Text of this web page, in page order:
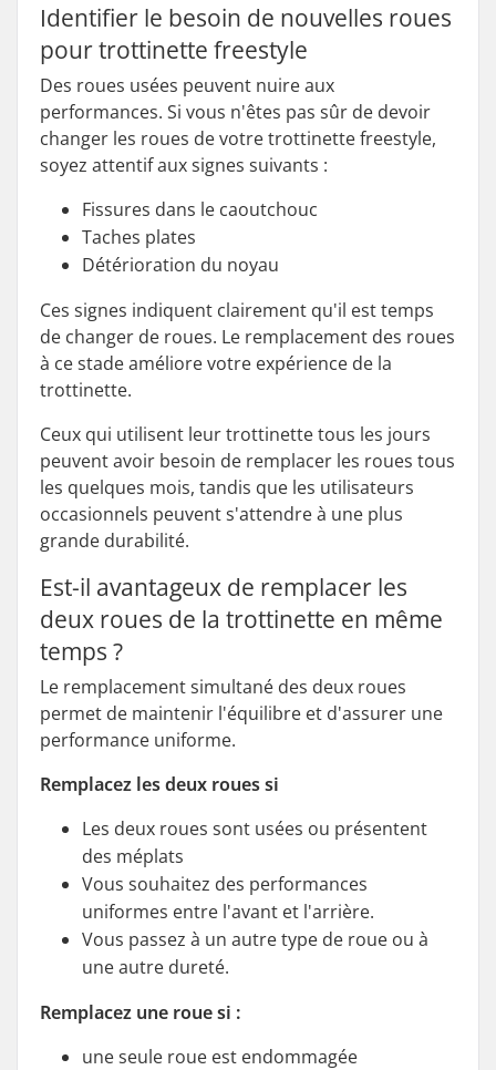
Identifier le besoin de nouvelles roues
pour trottinette freestyle
Des roues usées peuvent nuire aux
performances. Si vous n'êtes pas sûr de devoir
changer les roues de votre trottinette freestyle,
soyez attentif aux signes suivants :
Fissures dans le caoutchouc
Taches plates
Détérioration du noyau
Ces signes indiquent clairement qu'il est temps
de changer de roues. Le remplacement des roues
à ce stade améliore votre expérience de la
trottinette.
Ceux qui utilisent leur trottinette tous les jours
peuvent avoir besoin de remplacer les roues tous
les quelques mois, tandis que les utilisateurs
occasionnels peuvent s'attendre à une plus
grande durabilité.
Est-il avantageux de remplacer les
deux roues de la trottinette en même
temps ?
Le remplacement simultané des deux roues
permet de maintenir l'équilibre et d'assurer une
performance uniforme.
Remplacez les deux roues si
Les deux roues sont usées ou présentent
des méplats
Vous souhaitez des performances
uniformes entre l'avant et l'arrière.
Vous passez à un autre type de roue ou à
une autre dureté.
Remplacez une roue si :
une seule roue est endommagée